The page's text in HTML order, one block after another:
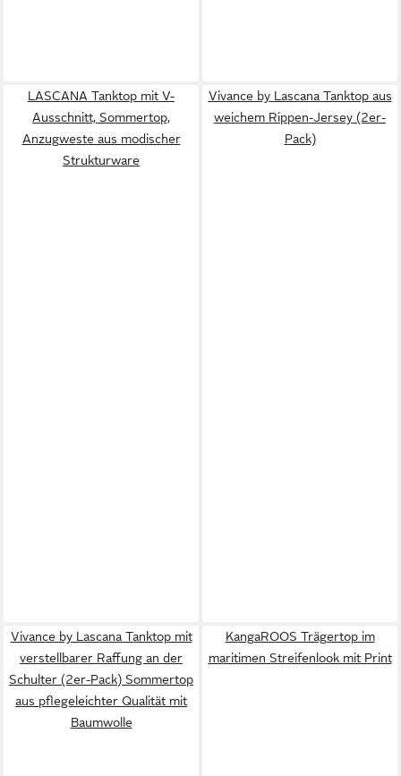
LASCANA Tanktop mit V-
Ausschnitt, Sommertop,
Anzugweste aus modischer
Strukturware
Vivance by Lascana Tanktop aus
weichem Rippen-Jersey (2er-
Pack)
Vivance by Lascana Tanktop mit
verstellbarer Raffung an der
Schulter (2er-Pack) Sommertop
aus pflegeleichter Qualität mit
Baumwolle
KangaROOS Trägertop im
maritimen Streifenlook mit Print